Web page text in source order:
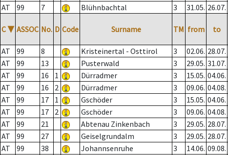
AT
99 7 Blühnbachtal 3 31.05. 26.07.
C ▼ ASSOC No. D Code Surname TM from to
AT
99 8 Kristeinertal - Osttirol 3 02.06. 28.07.
AT
99 13 Pusterwald 3 29.05. 31.07.
AT
99 16 1 Dürradmer 3 15.05. 04.06.
AT
99 16 2 Dürradmer 3 09.06. 04.08.
AT
99 17 1 Gschöder 3 15.05. 04.06.
AT
99 17 2 Gschöder 3 09.06. 04.08.
AT
99 21 Abtenau Zinkenbach 3 29.05. 28.07.
AT
99 27 Geiselgrundalm 3 29.05. 28.07.
AT
99 38 Johannsenruhe 3 14.06. 09.08.